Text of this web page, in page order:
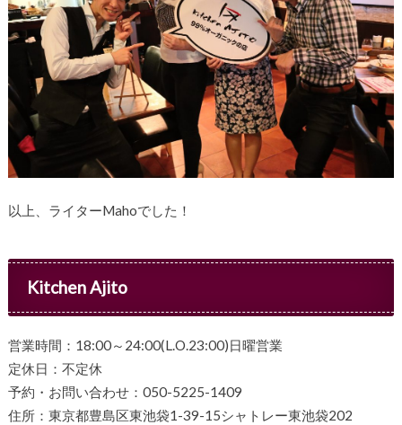
以上、ライターMahoでした！
Kitchen Ajito
営業時間：18:00～24:00(L.O.23:00)日曜営業
定休日：不定休
予約・お問い合わせ：050-5225-1409
住所：東京都豊島区東池袋1-39-15シャトレー東池袋202